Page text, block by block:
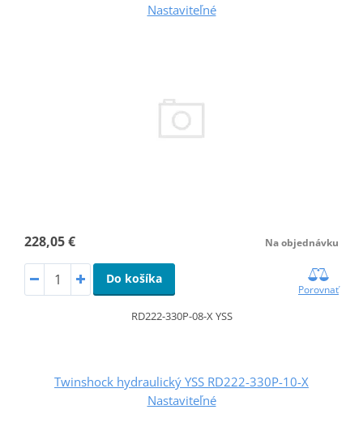
Nastaviteľné
228,05 € Na objednávku
Do košíka
Porovnať
RD222-330P-08-X YSS
Twinshock hydraulický YSS RD222-330P-10-X
Nastaviteľné